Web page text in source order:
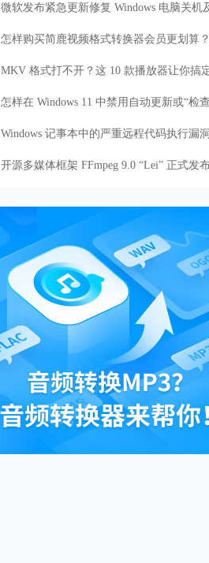
微软发布紧急更新修复 Windows 电脑关机
怎样购买简鹿视频格式转换器会员更划算
MKV 格式打不开？这 10 款播放器让你搞
怎样在 Windows 11 中禁用自动更新或“检
Windows 记事本中的严重远程代码执行漏
开源多媒体框架 FFmpeg 9.0 “Lei” 正式发